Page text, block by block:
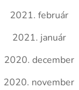
2021. február
2021. január
2020. december
2020. november